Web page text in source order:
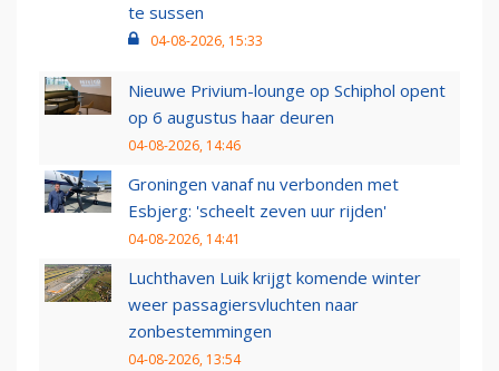
te sussen
04-08-2026, 15:33
Nieuwe Privium-lounge op Schiphol opent
op 6 augustus haar deuren
04-08-2026, 14:46
Groningen vanaf nu verbonden met
Esbjerg: 'scheelt zeven uur rijden'
04-08-2026, 14:41
Luchthaven Luik krijgt komende winter
weer passagiersvluchten naar
zonbestemmingen
04-08-2026, 13:54